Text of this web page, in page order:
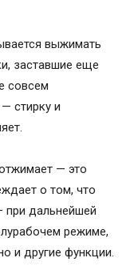
выжимать
заставшие еще
совсем
стирку и
— это
о том, что
при дальнейшей
режиме,
и другие функции.